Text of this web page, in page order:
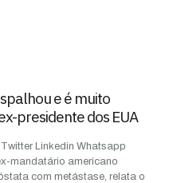
e é muito
presidente dos EUA
Linkedin Whatsapp
mandatário americano
com metástase, relata o